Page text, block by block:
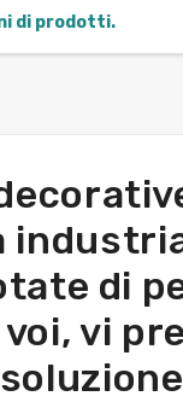
di prodotti.
di
vi